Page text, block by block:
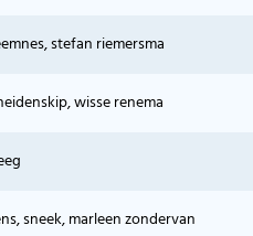
stefan riemersma
wisse renema
sneek, marleen zondervan